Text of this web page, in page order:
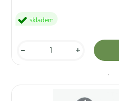
skladem
- +